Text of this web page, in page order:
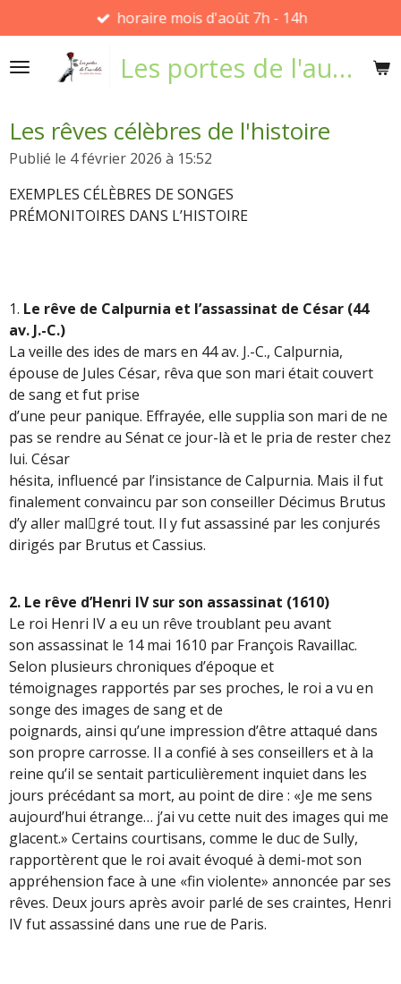
au
contenu
principal
Les portes de l'au-delà
horaire mois d'août 7h - 14h
Les rêves célèbres de l'histoire
Publié le 4 février 2026 à 15:52
EXEMPLES CÉLÈBRES DE SONGES
PRÉMONITOIRES DANS L’HISTOIRE
1. Le rêve de Calpurnia et l’assassinat de César (44
av. J.-C.)
La veille des ides de mars en 44 av. J.-C., Calpurnia,
épouse de Jules César, rêva que son mari était couvert
de sang et fut prise
d’une peur panique. Effrayée, elle supplia son mari de ne
pas se rendre au Sénat ce jour-là et le pria de rester chez
lui. César
hésita, influencé par l’insistance de Calpurnia. Mais il fut
finalement convaincu par son conseiller Décimus Brutus
d’y aller mal￾gré tout. Il y fut assassiné par les conjurés
dirigés par Brutus et Cassius.
2. Le rêve d’Henri IV sur son assassinat (1610)
Le roi Henri IV a eu un rêve troublant peu avant
son assassinat le 14 mai 1610 par François Ravaillac.
Selon plusieurs chroniques d’époque et
témoignages rapportés par ses proches, le roi a vu en
songe des images de sang et de
poignards, ainsi qu’une impression d’être attaqué dans
son propre carrosse. Il a confié à ses conseillers et à la
reine qu’il se sentait particulièrement inquiet dans les
jours précédant sa mort, au point de dire : «Je me sens
aujourd’hui étrange… j’ai vu cette nuit des images qui me
glacent.» Certains courtisans, comme le duc de Sully,
rapportèrent que le roi avait évoqué à demi-mot son
appréhension face à une «fin violente» annoncée par ses
rêves. Deux jours après avoir parlé de ses craintes, Henri
IV fut assassiné dans une rue de Paris.